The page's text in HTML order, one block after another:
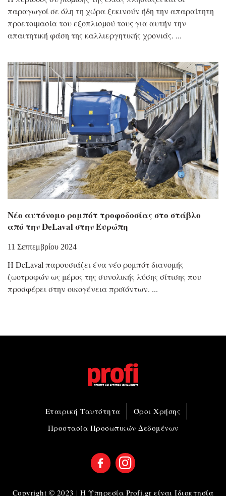
παραγωγοί σε όλη τη χώρα ξεκινούν ήδη την απαραίτητη
προετοιµασία του εξοπλισµού τους για αυτήν την
απαιτητική φάση της καλλιεργητικής χρονιάς.
Nέο αυτόνομο ρομπότ τροφοδοσίας στο στάβλο
από την DeLaval στην Ευρώπη
11 Σεπτεμβρίου 2024
Η DeLaval παρουσιάζει ένα νέο ρομπότ διανομής
ζωοτροφών ως μέρος της συνολικής λύσης σίτισης που
προσφέρει στην οικογένεια προϊόντων.
Εταιρική Ταυτότητα
Όροι Χρήσης
Προστασία Προσωπικών Δεδομένων
Copyright © 2023 | Η Υπηρεσία Profi.gr είναι Ιδιοκτησία